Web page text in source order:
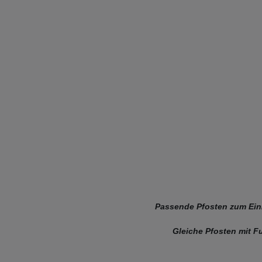
Passende Pfosten zum
Gleiche Pfosten mit